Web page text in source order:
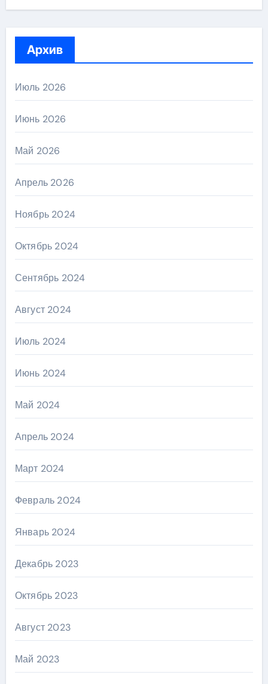
Архив
Июль 2026
Июнь 2026
Май 2026
Апрель 2026
Ноябрь 2024
Октябрь 2024
Сентябрь 2024
Август 2024
Июль 2024
Июнь 2024
Май 2024
Апрель 2024
Март 2024
Февраль 2024
Январь 2024
Декабрь 2023
Октябрь 2023
Август 2023
Май 2023